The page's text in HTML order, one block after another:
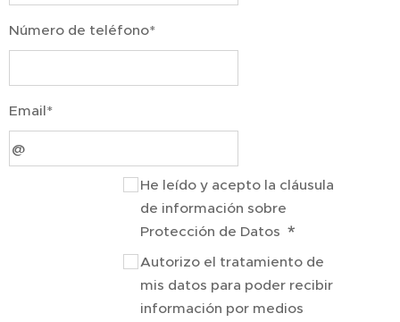
Número de teléfono*
Email*
He leído y acepto la cláusula
de información sobre
Protección de Datos
Autorizo el tratamiento de
mis datos para poder recibir
información por medios